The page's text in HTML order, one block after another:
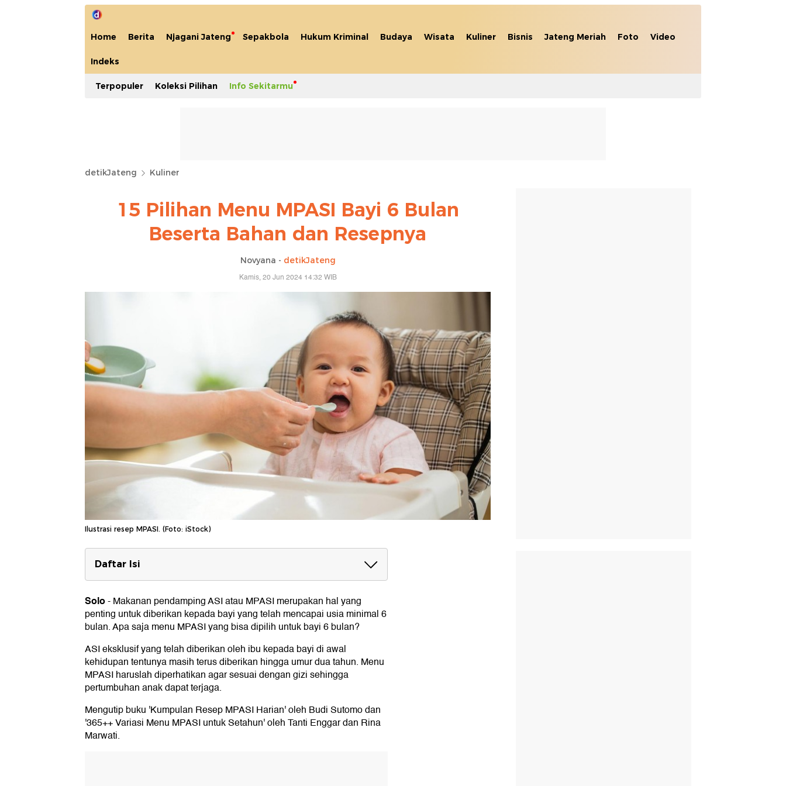
Home Berita Njagani Jateng Sepakbola Hukum Kriminal Budaya Wisata Kuliner Bisnis Jateng Meriah Foto Video
Indeks
Terpopuler Koleksi Pilihan Info Sekitarmu
detikJateng Kuliner
15 Pilihan Menu MPASI Bayi 6 Bulan
Beserta Bahan dan Resepnya
Novyana - detikJateng
Kamis, 20 Jun 2024 14:32 WIB
Ilustrasi resep MPASI. (Foto: iStock)
Daftar Isi
Pilihan Menu MPASI Bayi 6 Bulan
1. Puree Pisang (2 porsi)
2. Bubur Susu Labu Kuning (2 porsi)
3. Bubur Beras Bayam (1 porsi)
4. Bubur Beras Daging Sayur (2 porsi)
5. Bubur Beras Merah (2 porsi)
6. Bubur Beras Merah Brokoli (2 porsi)
7. Bubur Susu Manis (2 porsi)
8. Bubur Susu Roti Tawar (2 porsi)
9. Bubur Susu Alpukat Pisang (4 porsi)
11. Bubur Susu Pepaya Apel (1 porsi)
12. Bubur Susu Tomat Pisang Wortel (1 porsi)
14. Bubur Susu Kacang Hijau (1 porsi)
Solo-Makanan pendamping ASI atau MPASI merupakan hal yang
penting untuk diberikan kepada bayi yang telah mencapai usia minimal 6
bulan. Apa saja menu MPASI yang bisa dipilih untuk bayi 6 bulan?
ASI eksklusif yang telah diberikan oleh ibu kepada bayi di awal
kehidupan tentunya masih terus diberikan hingga umur dua tahun. Menu
MPASI haruslah diperhatikan agar sesuai dengan gizi sehingga
pertumbuhan anak dapat terjaga.
Mengutip buku 'Kumpulan Resep MPASI Harian' oleh Budi Sutomo dan
'365++ Variasi Menu MPASI untuk Setahun' oleh Tanti Enggar dan Rina
Marwati.